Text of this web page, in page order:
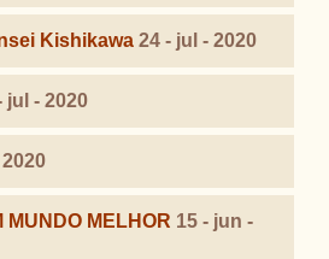
Kishikawa 24 - jul - 2020
jul - 2020
MUNDO MELHOR 15 - jun -